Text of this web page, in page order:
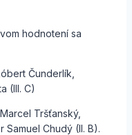
hodnotení sa
Čunderlík,
(III. C)
Tršťanský,
Samuel Chudý (II. B).